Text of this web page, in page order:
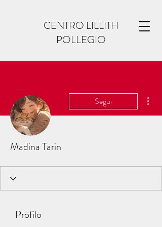
CENTRO LILLITH
POLLEGIO
Segui
Madina Tarin
Profilo